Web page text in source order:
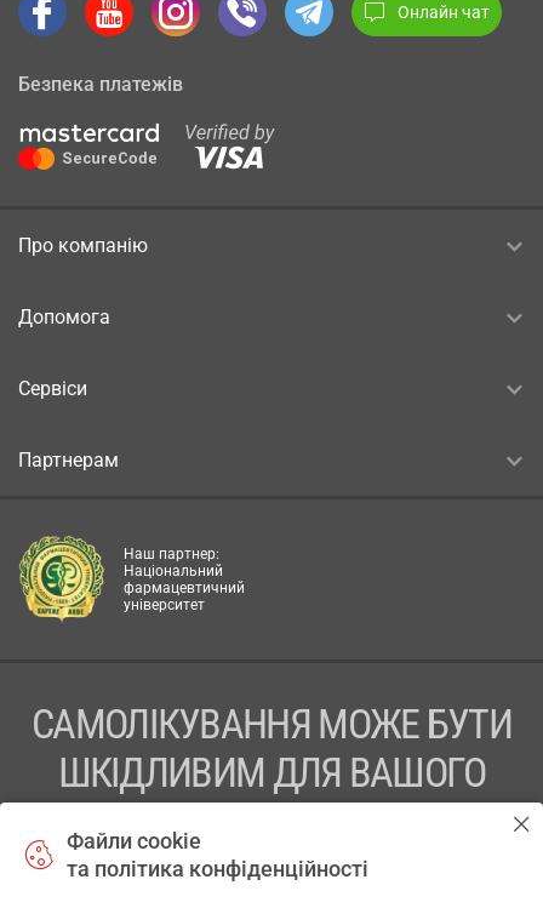
Онлайн чат
Безпека платежів
Про компанію
Допомога
Сервіси
Партнерам
Наш партнер:
Національний
фармацевтичний
університет
САМОЛІКУВАННЯ МОЖЕ БУТИ
ШКІДЛИВИМ ДЛЯ ВАШОГО
ПЕРЕД ЗАСТОСУВАННЯМ ПРЕПАРАТУ ПРОКОНСУЛЬТУЙТЕСЬ
Файли cookie
та політика конфіденційності